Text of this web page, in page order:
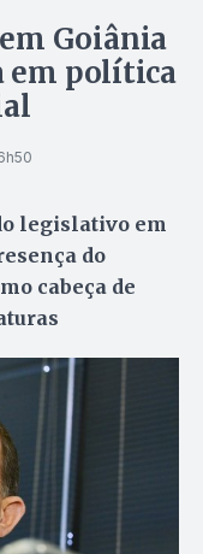
Goiânia
em política
legislativo em
do
cabeça de